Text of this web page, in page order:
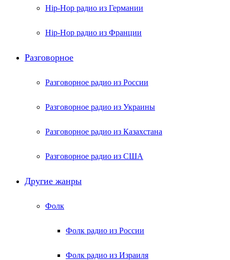
Hip-Hop радио из Германии
Hip-Hop радио из Франции
Разговорное
Разговорное радио из России
Разговорное радио из Украины
Разговорное радио из Казахстана
Разговорное радио из США
Другие жанры
Фолк
Фолк радио из России
Фолк радио из Израиля